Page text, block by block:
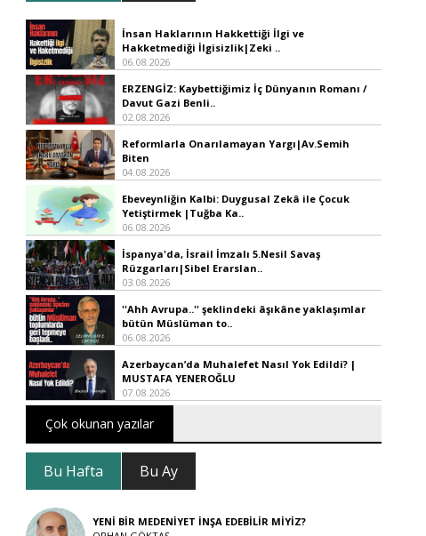
İnsan Haklarının Hakkettiği İlgi ve
Hakketmediği İlgisizlik|Zeki ..
06.08.2026
ERZENGİZ: Kaybettiğimiz İç Dünyanın Romanı /
Davut Gazi Benli..
02.08.2026
Reformlarla Onarılamayan Yargı|Av.Semih
Biten
04.08.2026
Ebeveynliğin Kalbi: Duygusal Zekâ ile Çocuk
Yetiştirmek |Tuğba Ka..
06.08.2026
İspanya'da, İsrail İmzalı 5.Nesil Savaş
Rüzgarları|Sibel Erarslan..
03.08.2026
''Ahh Avrupa..'' şeklindeki âşıkâne yaklaşımlar
bütün Müslüman to..
06.08.2026
Azerbaycan’da Muhalefet Nasıl Yok Edildi? |
MUSTAFA YENEROĞLU
07.08.2026
Çok okunan yazılar
Bu Hafta Bu Ay
YENİ BİR MEDENİYET İNŞA EDEBİLİR MİYİZ?